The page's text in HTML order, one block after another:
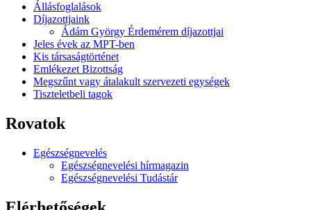
Állásfoglalások
Díjazottjaink
Ádám György Érdemérem díjazottjai
Jeles évek az MPT-ben
Kis társaságtörténet
Emlékezet Bizottság
Megszűnt vagy átalakult szervezeti egységek
Tiszteletbeli tagok
Rovatok
Egészségnevelés
Egészségnevelési hírmagazin
Egészségnevelési Tudástár